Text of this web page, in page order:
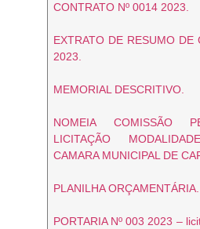
CONTRATO Nº 0014 2023.
EXTRATO DE RESUMO DE
2023.
MEMORIAL DESCRITIVO.
NOMEIA COMISSÃO
LICITAÇÃO
CAMARA MUNICIPAL DE
PLANILHA ORÇAMENTÁRIA.
PORTARIA Nº 003 2023 –